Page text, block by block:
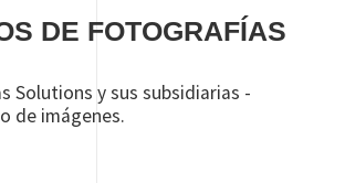
DE FOTOGRAFÍAS
Solutions y sus subsidiarias -
de imágenes.